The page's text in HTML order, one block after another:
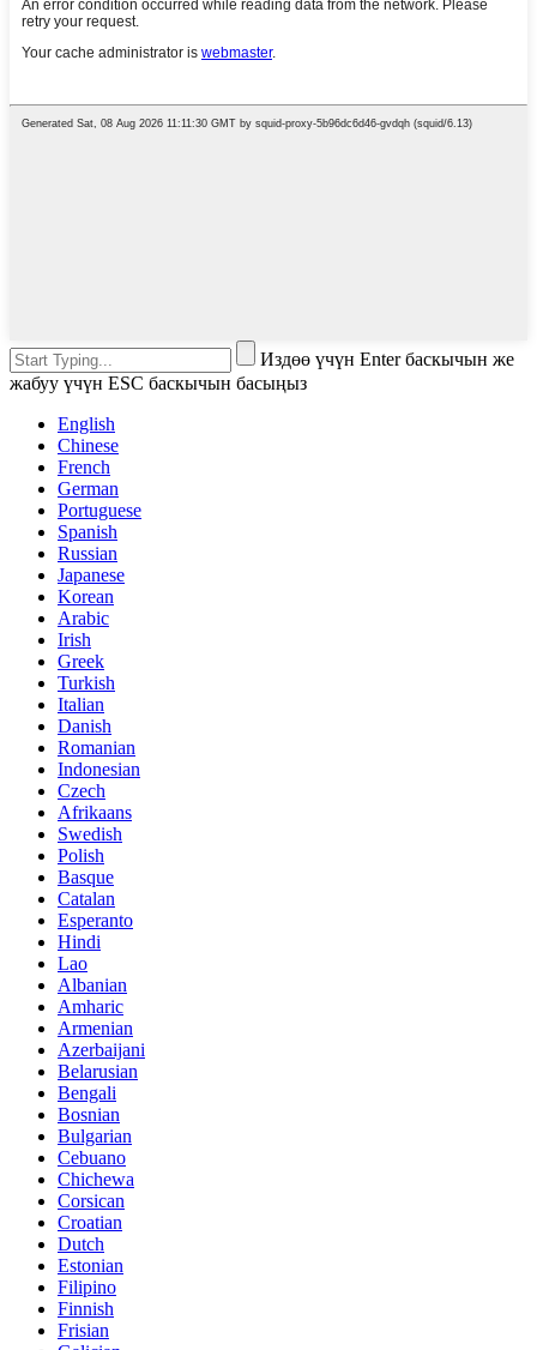
Издөө үчүн Enter баскычын же
жабуу үчүн ESC баскычын басыңыз
English
Chinese
French
German
Portuguese
Spanish
Russian
Japanese
Korean
Arabic
Irish
Greek
Turkish
Italian
Danish
Romanian
Indonesian
Czech
Afrikaans
Swedish
Polish
Basque
Catalan
Esperanto
Hindi
Lao
Albanian
Amharic
Armenian
Azerbaijani
Belarusian
Bengali
Bosnian
Bulgarian
Cebuano
Chichewa
Corsican
Croatian
Dutch
Estonian
Filipino
Finnish
Frisian